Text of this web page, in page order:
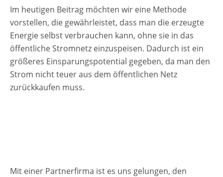
Im heutigen Beitrag möchten wir eine Methode
vorstellen, die gewährleistet, dass man die erzeugte
Energie selbst verbrauchen kann, ohne sie in das
öffentliche Stromnetz einzuspeisen. Dadurch ist ein
größeres Einsparungspotential gegeben, da man den
Strom nicht teuer aus dem öffentlichen Netz
zurückkaufen muss.
Mit einer Partnerfirma ist es uns gelungen, den